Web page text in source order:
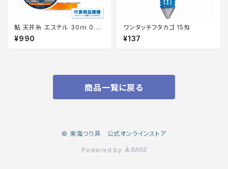
鮎 天井糸 エステル 30ｍ 0.6
号
¥990
ワンタッチフタカゴ 15匁
¥137
商品一覧に戻る
© 東海つり具 公式オンラインストア
Powered by